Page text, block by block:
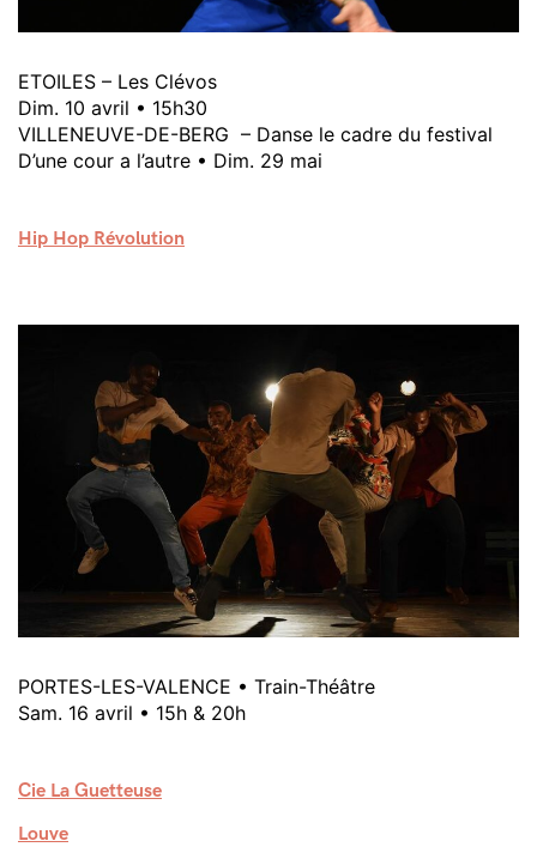
ETOILES – Les Clévos
Dim. 10 avril • 15h30
VILLENEUVE-DE-BERG – Danse le cadre du festival
D’une cour a l’autre • Dim. 29 mai
Hip Hop Révolution
PORTES-LES-VALENCE • Train-Théâtre
Sam. 16 avril • 15h & 20h
Cie La Guetteuse
Louve